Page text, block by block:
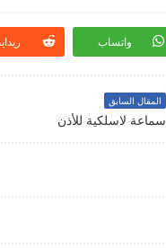
واتساب
المقال السابق
سماعة لاسلكية للأذن